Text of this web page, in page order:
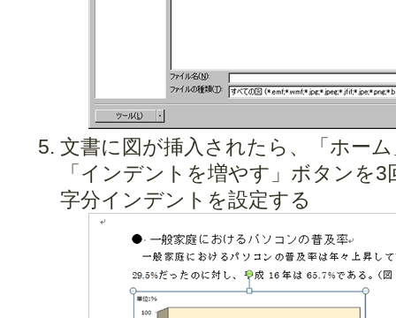
文書に図が挿入されたら、「ホー
「インデントを増やす」ボタンを
字分インデントを設定する